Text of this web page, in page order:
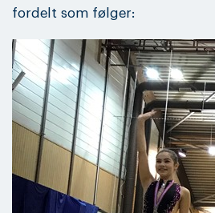
fordelt som følger: